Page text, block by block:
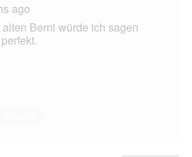
ago
Berni würde ich sagen